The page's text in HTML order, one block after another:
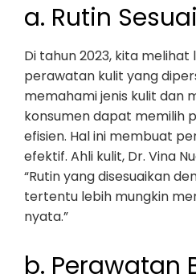
a. Rutin
Di tahun 2023, kita
perawatan kulit yang
memahami jenis kulit dan
konsumen dapat memilih
efisien. Hal ini membuat
efektif. Ahli kulit, Dr. Vina
“Rutin yang disesuaikan
tertentu lebih mungkin
nyata.”
b. Perawatan